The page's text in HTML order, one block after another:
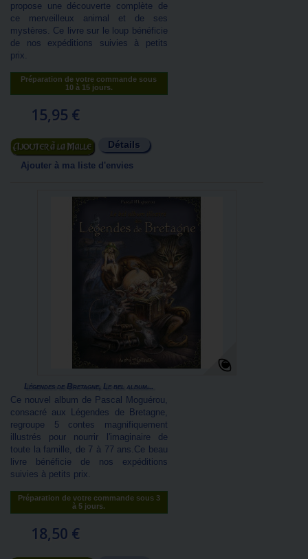
propose une découverte complète de
ce merveilleux animal et de ses
mystères. Ce livre sur le loup bénéficie
de nos expéditions suivies à petits
prix.
Préparation de votre commande sous
10 à 15 jours.
15,95 €
Ajouter au panier Détails
Ajouter à ma liste d'envies
Légendes de Bretagne, Le bel album...
Ce nouvel album de Pascal Moguérou,
consacré aux Légendes de Bretagne,
regroupe 5 contes magnifiquement
illustrés pour nourrir l'imaginaire de
toute la famille, de 7 à 77 ans.Ce beau
livre bénéficie de nos expéditions
suivies à petits prix.
Préparation de votre commande sous 3
à 5 jours.
18,50 €